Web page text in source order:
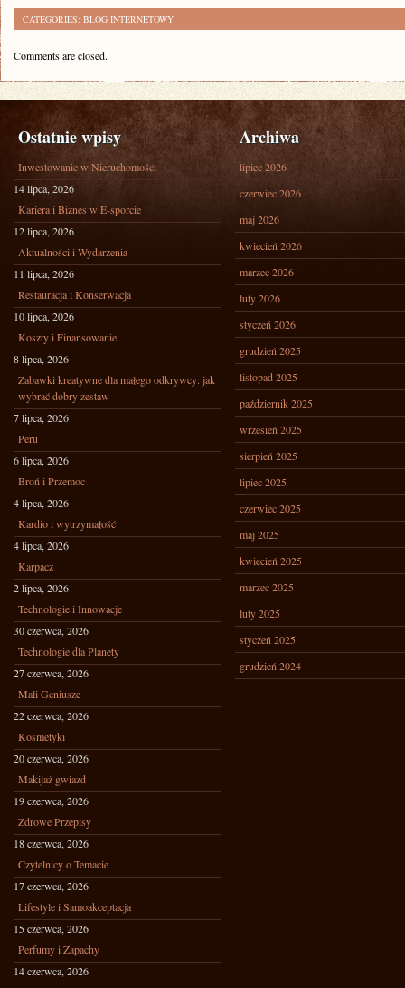
CATEGORIES: BLOG INTERNETOWY
Comments are closed.
Ostatnie wpisy
Inwestowanie w Nieruchomości
14 lipca, 2026
Kariera i Biznes w E-sporcie
12 lipca, 2026
Aktualności i Wydarzenia
11 lipca, 2026
Restauracja i Konserwacja
10 lipca, 2026
Koszty i Finansowanie
8 lipca, 2026
Zabawki kreatywne dla małego odkrywcy: jak
wybrać dobry zestaw
7 lipca, 2026
Peru
6 lipca, 2026
Broń i Przemoc
4 lipca, 2026
Kardio i wytrzymałość
4 lipca, 2026
Karpacz
2 lipca, 2026
Technologie i Innowacje
30 czerwca, 2026
Technologie dla Planety
27 czerwca, 2026
Mali Geniusze
22 czerwca, 2026
Kosmetyki
20 czerwca, 2026
Makijaż gwiazd
19 czerwca, 2026
Zdrowe Przepisy
18 czerwca, 2026
Czytelnicy o Temacie
17 czerwca, 2026
Lifestyle i Samoakceptacja
15 czerwca, 2026
Perfumy i Zapachy
14 czerwca, 2026
Archiwa
lipiec 2026
czerwiec 2026
maj 2026
kwiecień 2026
marzec 2026
luty 2026
styczeń 2026
grudzień 2025
listopad 2025
październik 2025
wrzesień 2025
sierpień 2025
lipiec 2025
czerwiec 2025
maj 2025
kwiecień 2025
marzec 2025
luty 2025
styczeń 2025
grudzień 2024